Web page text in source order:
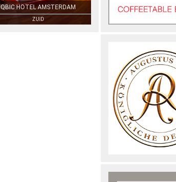
QBIC HOTEL AMSTERDAM
ZUID